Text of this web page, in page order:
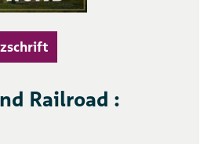
Railroad :